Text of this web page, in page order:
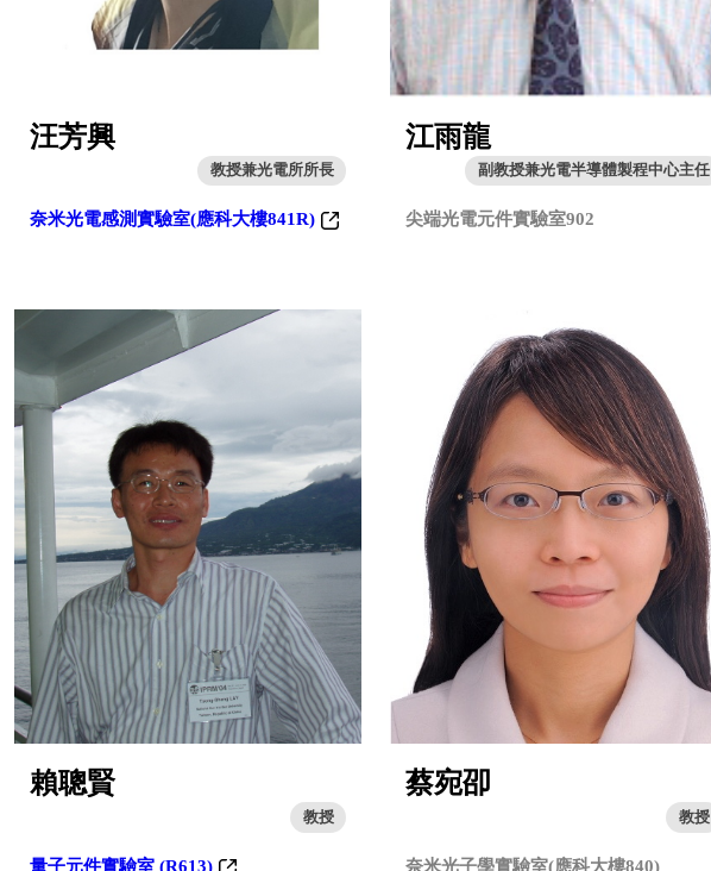
汪芳興
教授兼光電所所長
奈米光電感測實驗室(應科大樓841R)
江雨龍
副教授兼光電半導體製程中心主任
尖端光電元件實驗室902
賴聰賢
教授
量子元件實驗室 (R613)
蔡宛卲
教授
奈米光子學實驗室(應科大樓840)